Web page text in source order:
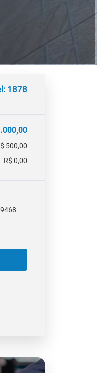
1878
500,00
R$ 0,00